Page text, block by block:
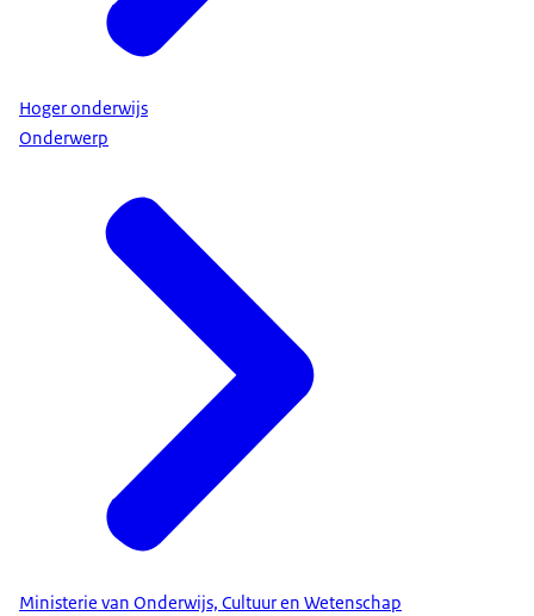
Hoger onderwijs
Onderwerp
Ministerie van Onderwijs, Cultuur en Wetenschap